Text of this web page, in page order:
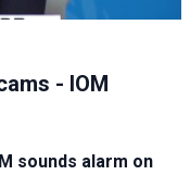
- IOM
sounds alarm on